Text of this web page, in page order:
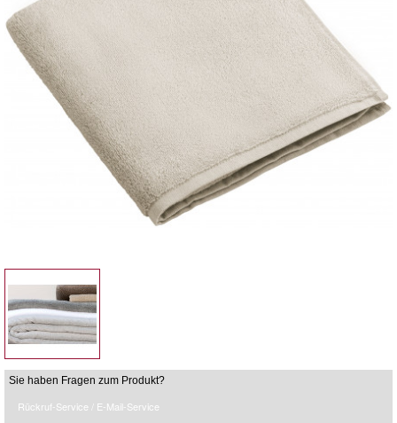
Sie haben Fragen zum Produkt?
Rückruf-Service / E-Mail-Service